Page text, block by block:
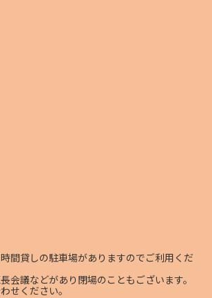
間貸しの駐車場がありますのでご利用くだ
会議などがあり閉場のこともございます。
せください。